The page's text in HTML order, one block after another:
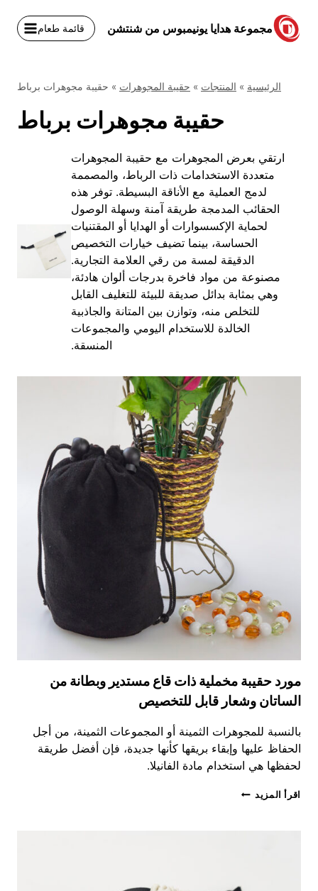
المحتوى
مجموعة هدايا يونيمبوس من شنتشن قائمة طعام
الرئيسية » المنتجات » حقيبة المجوهرات » حقيبة مجوهرات برباط
حقيبة مجوهرات برباط
ارتقي بعرض المجوهرات مع حقيبة المجوهرات
متعددة الاستخدامات ذات الرباط، والمصممة
لدمج العملية مع الأناقة البسيطة. توفر هذه
الحقائب المدمجة طريقة آمنة وسهلة الوصول
لحماية الإكسسوارات أو الهدايا أو المقتنيات
الحساسة، بينما تضيف خيارات التخصيص
الدقيقة لمسة من رقي العلامة التجارية.
مصنوعة من مواد فاخرة بدرجات ألوان هادئة،
وهي بمثابة بدائل صديقة للبيئة للتغليف القابل
للتخلص منه، وتوازن بين المتانة والجاذبية
الخالدة للاستخدام اليومي والمجموعات
المنسقة.
مورد حقيبة مخملية ذات قاع مستدير وبطانة من
الساتان وشعار قابل للتخصيص
بالنسبة للمجوهرات الثمينة أو المجموعات الثمينة، من أجل
الحفاظ عليها وإبقاء بريقها كأنها جديدة، فإن أفضل طريقة
لحفظها هي استخدام مادة الفانيلا.
اقرأ المزيد مورد